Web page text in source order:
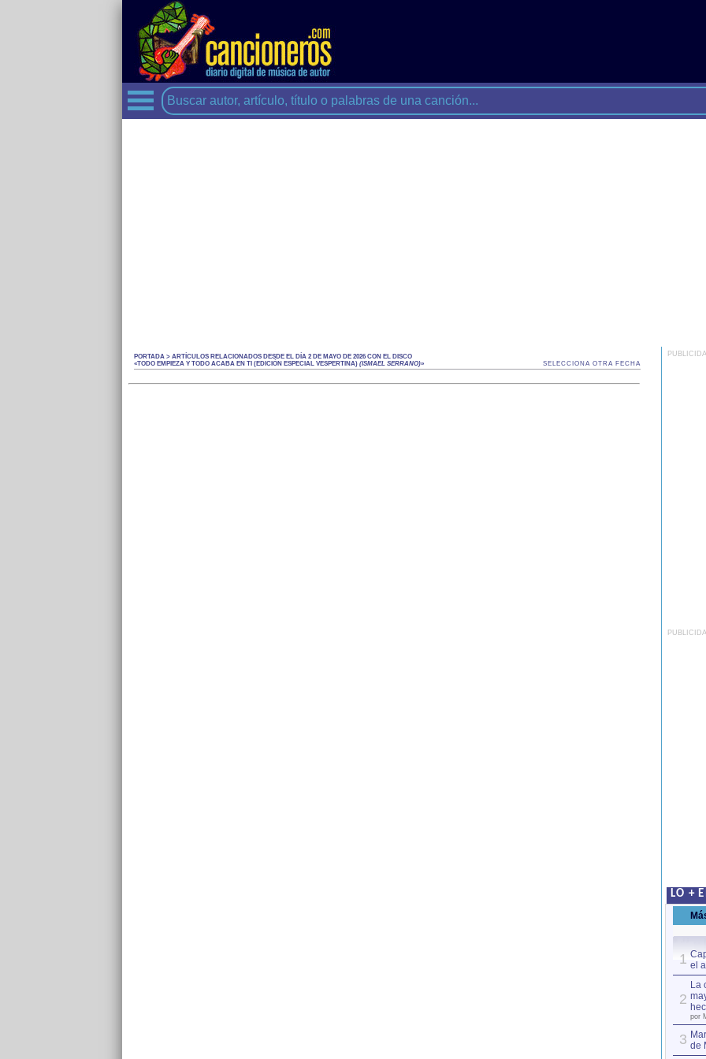
PORTADA > ARTÍCULOS RELACIONADOS DESDE EL DÍA 2 DE MAYO DE 2026 CON EL DISCO
«TODO EMPIEZA Y TODO ACABA EN TI (EDICIÓN ESPECIAL VESPERTINA)(ISMAEL SERRANO)» SELECCIONA OTRA FECHA
LO +
1 el
2
La
por
3 de